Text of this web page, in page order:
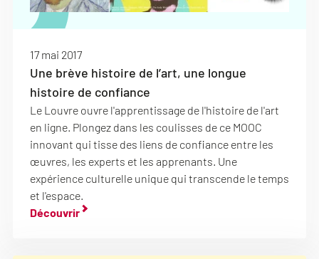
17 mai 2017
Une brève histoire de l’art, une longue
histoire de confiance
Le Louvre ouvre l'apprentissage de l'histoire de l'art
en ligne. Plongez dans les coulisses de ce MOOC
innovant qui tisse des liens de confiance entre les
œuvres, les experts et les apprenants. Une
expérience culturelle unique qui transcende le temps
et l'espace.
Découvrir